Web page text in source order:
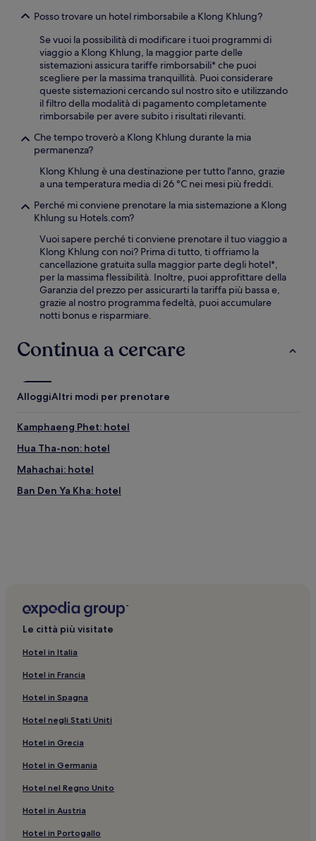
Posso trovare un hotel rimborsabile a Klong Khlung?
Se vuoi la possibilità di modificare i tuoi programmi di
viaggio a Klong Khlung, la maggior parte delle
sistemazioni assicura tariffe rimborsabili* che puoi
scegliere per la massima tranquillità. Puoi considerare
queste sistemazioni cercando sul nostro sito e utilizzando
il filtro della modalità di pagamento completamente
rimborsabile per avere subito i risultati rilevanti.
Che tempo troverò a Klong Khlung durante la mia
permanenza?
Klong Khlung è una destinazione per tutto l'anno, grazie
a una temperatura media di 26 °C nei mesi più freddi.
Perché mi conviene prenotare la mia sistemazione a Klong
Khlung su Hotels.com?
Vuoi sapere perché ti conviene prenotare il tuo viaggio a
Klong Khlung con noi? Prima di tutto, ti offriamo la
cancellazione gratuita sulla maggior parte degli hotel*,
per la massima flessibilità. Inoltre, puoi approfittare della
Garanzia del prezzo per assicurarti la tariffa più bassa e,
grazie al nostro programma fedeltà, puoi accumulare
notti bonus e risparmiare.
Continua a cercare
AlloggiAltri modi per prenotare
Kamphaeng Phet: hotel
Hua Tha-non: hotel
Mahachai: hotel
Ban Den Ya Kha: hotel
Le città più visitate
Hotel in Italia
Hotel in Francia
Hotel in Spagna
Hotel negli Stati Uniti
Hotel in Grecia
Hotel in Germania
Hotel nel Regno Unito
Hotel in Austria
Hotel in Portogallo